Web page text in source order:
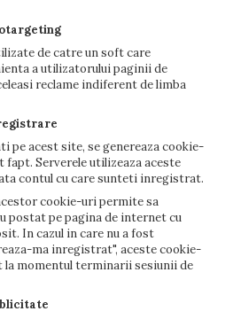
de catre un soft care
a utilizatorului paginii de
reclame indiferent de limba
pe acest site, se genereaza cookie-
fapt. Serverele utilizeaza aceste
contul cu care sunteti inregistrat.
cookie-uri permite sa
postat pe pagina de internet cu
In cazul in care nu a fost
ma inregistrat", aceste cookie-
la momentul terminarii sesiunii de